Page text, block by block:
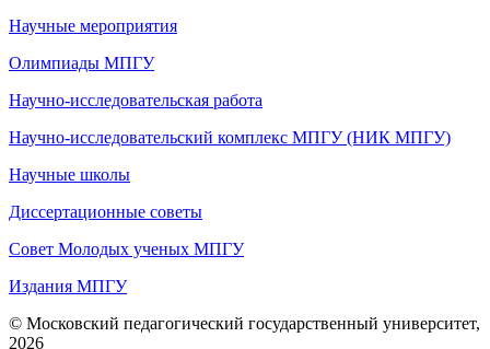
Научные мероприятия
Олимпиады МПГУ
Научно-исследовательская работа
Научно-исследовательский комплекс МПГУ (НИК МПГУ)
Научные школы
Диссертационные советы
Совет Молодых ученых МПГУ
Издания МПГУ
© Московский педагогический государственный университет,
2026